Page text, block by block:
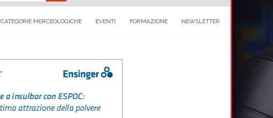
CATEGORIE MERCEOLOGICHE EVENTI FORMAZIONE NEWSLETTER